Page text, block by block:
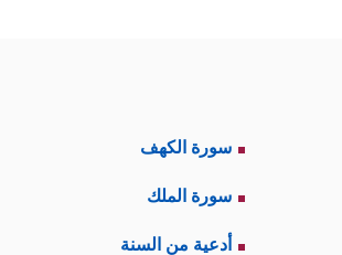
سورة الكهف
سورة الملك
أدعية من السنة